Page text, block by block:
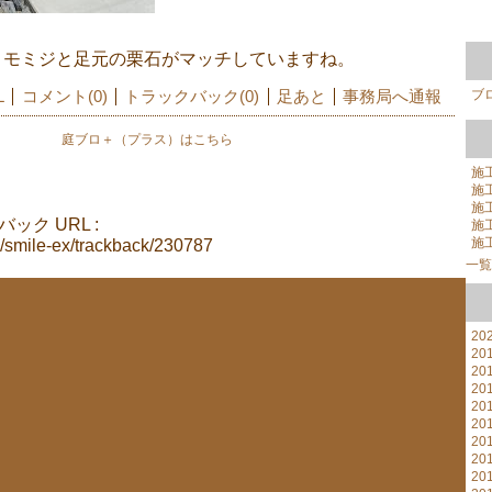
ミジと足元の栗石がマッチしていますね。
コメント(0) トラックバック(0) 足あと 事務局へ通報
庭ブロ＋（プラス）はこちら
ック URL :
ex/trackback/230787
ブ
施
施
施
施
施
一